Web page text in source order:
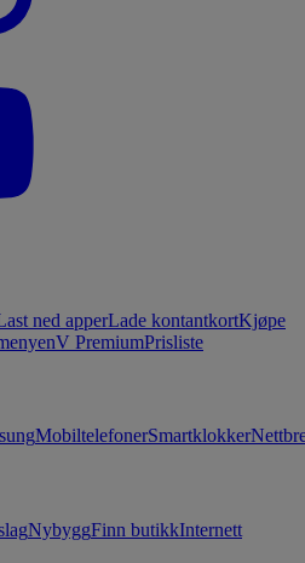
ned apperLade kontantkortKjøpe
V PremiumPrisliste
MobiltelefonerSmartklokker
NybyggFinn butikkInternett